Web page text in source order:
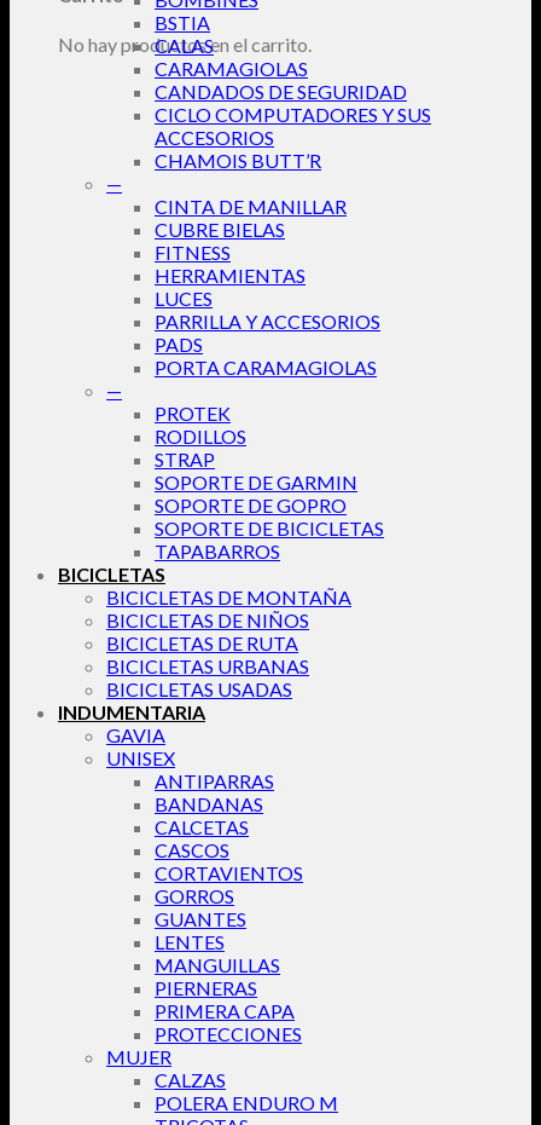
No hay productos en el carrito.
BSTIA
CALAS
CARAMAGIOLAS
CANDADOS DE SEGURIDAD
CICLO COMPUTADORES Y SUS
ACCESORIOS
CHAMOIS BUTT’R
—
CINTA DE MANILLAR
CUBRE BIELAS
FITNESS
HERRAMIENTAS
LUCES
PARRILLA Y ACCESORIOS
PADS
PORTA CARAMAGIOLAS
—
PROTEK
RODILLOS
STRAP
SOPORTE DE GARMIN
SOPORTE DE GOPRO
SOPORTE DE BICICLETAS
TAPABARROS
BICICLETAS
BICICLETAS DE MONTAÑA
BICICLETAS DE NIÑOS
BICICLETAS DE RUTA
BICICLETAS URBANAS
BICICLETAS USADAS
INDUMENTARIA
GAVIA
UNISEX
ANTIPARRAS
BANDANAS
CALCETAS
CASCOS
CORTAVIENTOS
GORROS
GUANTES
LENTES
MANGUILLAS
PIERNERAS
PRIMERA CAPA
PROTECCIONES
MUJER
CALZAS
POLERA ENDURO M